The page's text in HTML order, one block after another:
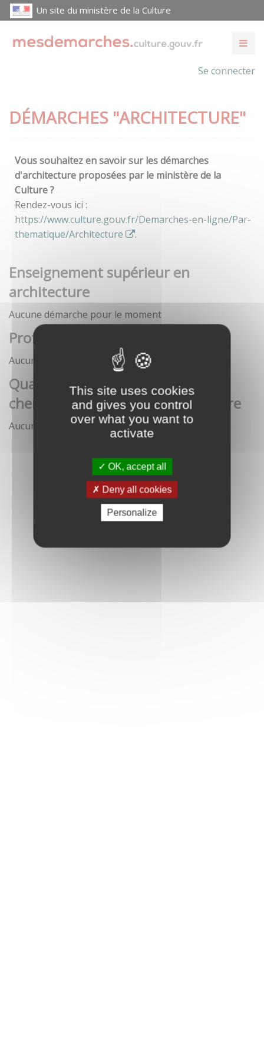
This site uses cookies
and gives you control
over what you want to
activate
OK, accept all
Deny all cookies
Personalize
Un site du ministère de la Culture
Se connecter
DÉMARCHES "ARCHITECTURE"
Vous souhaitez en savoir sur les démarches
d'architecture proposées par le ministère de la
Culture ?
Rendez-vous ici :
https://www.culture.gouv.fr/Demarches-en-ligne/Par-
thematique/Architecture
.
Enseignement supérieur en
architecture
Aucune démarche pour le moment
Profession architecte
Aucune démarche pour le moment
Qualification des enseignants-
chercheurs en écoles d'architecture
Aucune démarche pour le moment